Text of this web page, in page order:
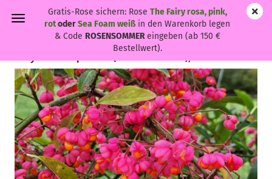
Gratis-Rose sichern: Rose The Fairy rosa, pink,
rotoderSea Foam weißin den Warenkorb legen
& Code ROSENSOMMEReingeben (ab 150 €
Bestellwert).